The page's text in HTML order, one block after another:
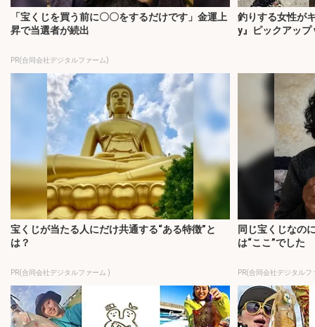
「宝くじを買う前に〇〇をするだけです」金運上
昇で当選者が続出
PR(合同会社デジタルファーム)
釣りする女性が
y』ピックアップ
宝くじが当たる人にだけ共通する“ある特徴”と
は？
PR(合同会社デジタルファーム )
同じ宝くじなの
は“ここ”でした
PR(合同会社デジタルフ